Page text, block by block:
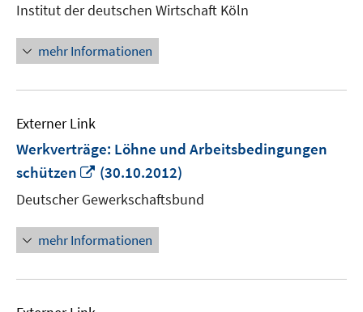
Institut der deutschen Wirtschaft Köln
mehr Informationen
Externer Link
Werkverträge: Löhne und Arbeitsbedingungen
schützen
In
neuem
Fenster
öffnen
(30.10.2012)
Deutscher Gewerkschaftsbund
mehr Informationen